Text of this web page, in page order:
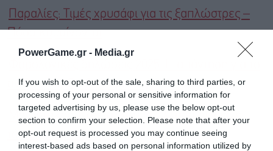
PowerGame.gr - Media.gr
If you wish to opt-out of the sale, sharing to third parties, or
processing of your personal or sensitive information for
targeted advertising by us, please use the below opt-out
section to confirm your selection. Please note that after your
opt-out request is processed you may continue seeing
interest-based ads based on personal information utilized by
Παραλίες: Τιμές χρυσάφι για τις ξαπλώστρες –
Πόσο κυμαίνονται
αν θα υπάρξει δεύτερη παράταση
Μητσοτάκης: Ποτέ άλλοτε η Ελλάδα δεν είχε
τόσους πυροσβέστες